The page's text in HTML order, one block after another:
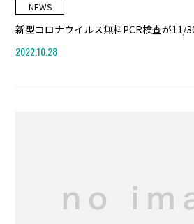
NEWS
新型コロナウイルス無料PCR検査が11/
2022.10.28